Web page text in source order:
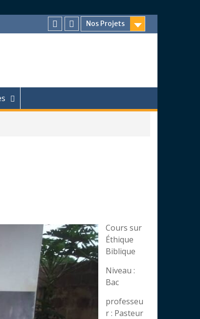
Nos Projets
Facebook
Chaîne
Cours sur
Éthique
Biblique
Niveau :
Bac
professeu
r : Pasteur